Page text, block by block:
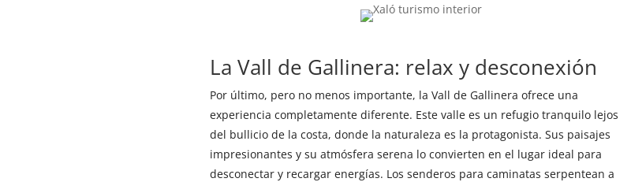
La Vall de Gallinera: relax y desconexión
Por último, pero no menos importante, la Vall de Gallinera ofrece una
experiencia completamente diferente. Este valle es un refugio tranquilo lejos
del bullicio de la costa, donde la naturaleza es la protagonista. Sus paisajes
impresionantes y su atmósfera serena lo convierten en el lugar ideal para
desconectar y recargar energías. Los senderos para caminatas serpentean a